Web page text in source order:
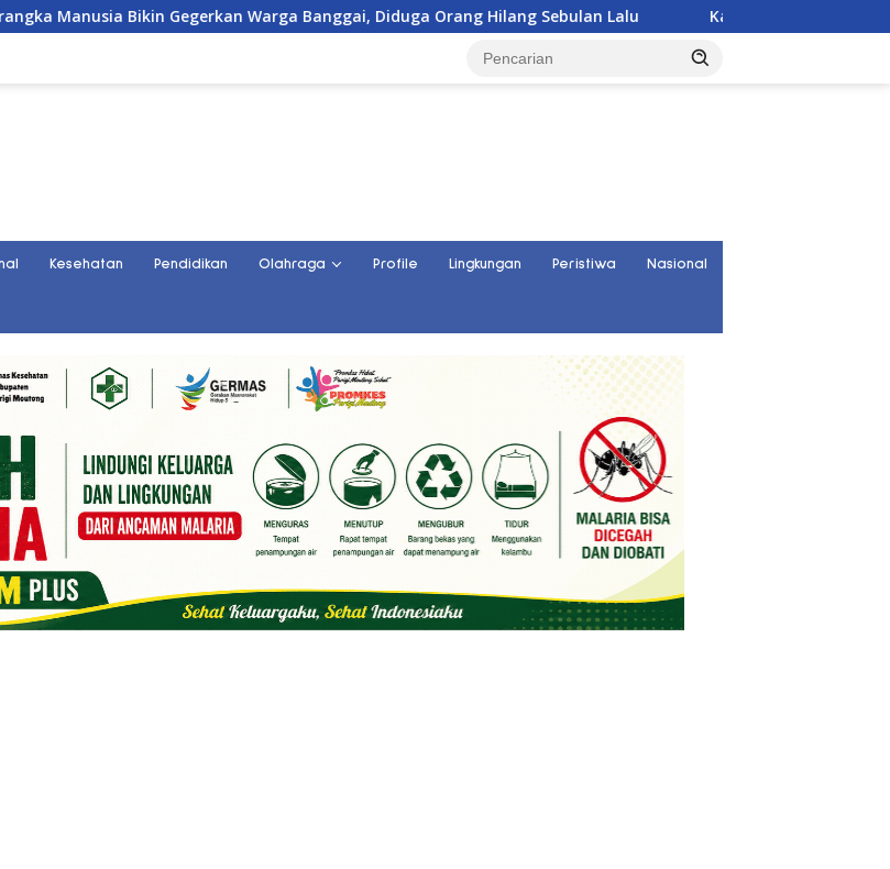
Bikin Gegerkan Warga Banggai, Diduga Orang Hilang Sebulan Lalu Karyawan PT UKK Hilang Saat Cek
Kesehatan Pendidikan Olahraga Profile Lingkungan Peristiwa Nasional